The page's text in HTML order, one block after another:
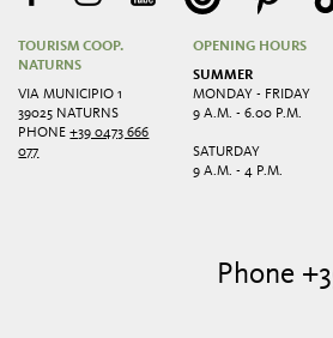
TOURISM COOP.
NATURNS
VIA MUNICIPIO 1
39025 NATURNS
PHONE+39 0473 666
077
OPENING HOURS
SUMMER
MONDAY - FRIDAY
9 A.M. - 6.00 P.M.
SATURDAY
9 A.M. - 4 P.M.
Phone